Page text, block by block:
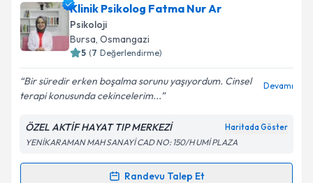
Klinik Psikolog Leyla Muzafferoğluiçin randevu
takvimi talebi oluşturun. Size bu uzmandan randevu
almanız için bir takvim hazırlandığında e-posta ile
bilgilendireceğiz.
E-posta Adresiniz
Kişisel verilerimin işlenmesine ilişkinAydınlatma
Metni'ni okudum ve kişisel verilerimin belirtilen
kapsamda işlenmesini kabul ediyorum.
Klinik Psikolog Fatma Nur Ar
Psikoloji
Bursa, Osmangazi
5 (7 Değerlendirme)
Bir süredir erken boşalma sorunu yaşıyordum. Cinsel
terapi konusunda cekincelerim...
Devamı
ÖZEL AKTİF HAYAT TIP MERKEZİ Haritada Göster
YENİKARAMAN MAH SANAYİ CAD NO: 150/H UMİ PLAZA
Randevu Talep Et